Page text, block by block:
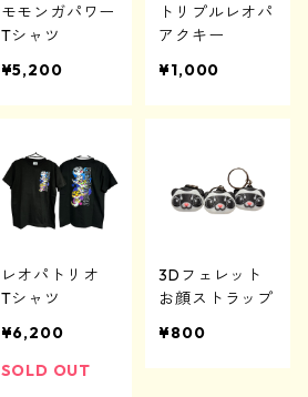
モモンガパワー
Tシャツ
¥5,200
トリプルレオパ
アクキー
¥1,000
レオパトリオ
Tシャツ
¥6,200
SOLD OUT
3Dフェレット
お顔ストラップ
¥800